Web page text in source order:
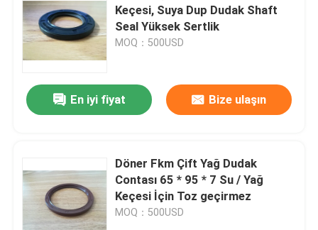
Keçesi, Suya Dup Dudak Shaft
Seal Yüksek Sertlik
MOQ：500USD
En iyi fiyat Bize ulaşın
Döner Fkm Çift Yağ Dudak
Contası 65 * 95 * 7 Su / Yağ
Keçesi İçin Toz geçirmez
MOQ：500USD